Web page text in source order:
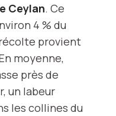
Ceylan. Ce
4 % du
provient
moyenne,
près de
un labeur
les collines du